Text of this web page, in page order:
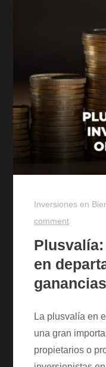
Inversiones en
comment
en
ganancias
La plusvalía en
una gran
propietarios o